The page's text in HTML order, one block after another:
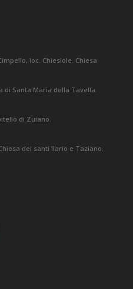
loc. Chiesiole. Chiesa
di Santa Maria della Tavella.
di Zuiano.
dei santi Ilario e Taziano.